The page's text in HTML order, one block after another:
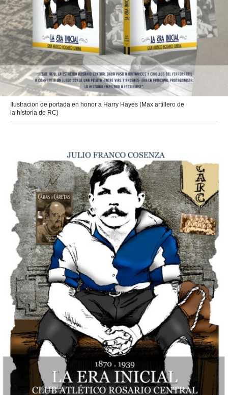
Ilustracion de portada en honor a Harry Hayes (Max artillero de
la historia de RC)